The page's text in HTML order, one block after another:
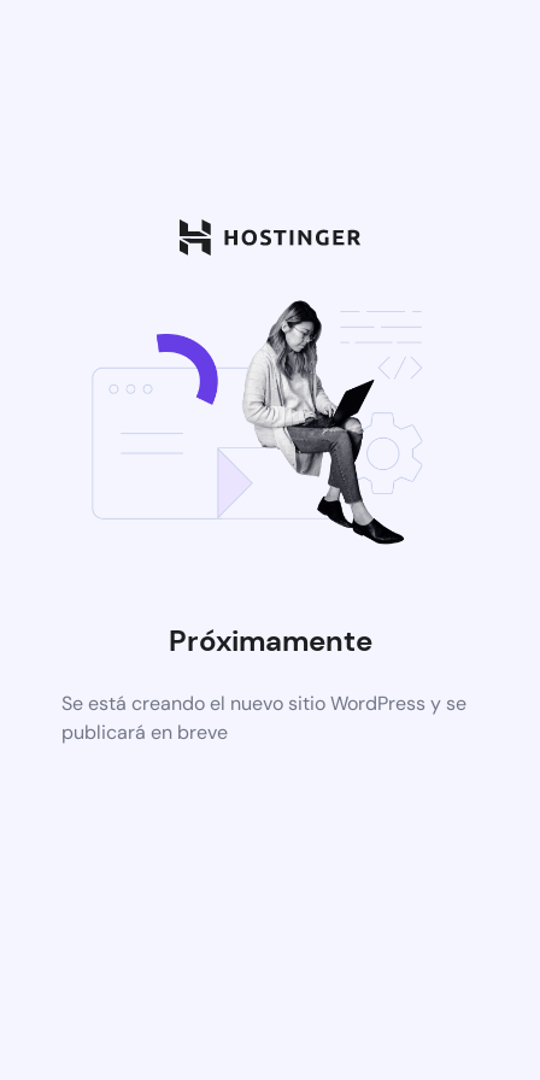
Próximamente
Se está creando el nuevo sitio WordPress y se
publicará en breve